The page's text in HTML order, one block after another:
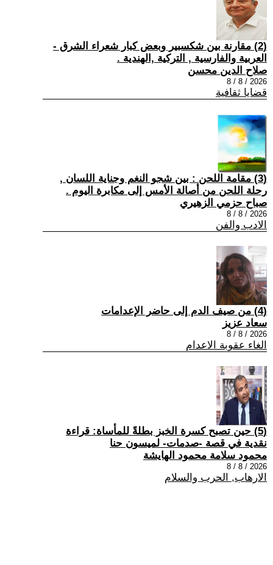
(2) مقارنة بين شكسبير وبعض كبار شعراء الشرق -
العربية والفارسية , التركية ,الهندية .
صلاح الدين محسن
2026 / 8 / 8
قضايا ثقافية
(3) مقامة اللحن : بين شجو النغم وجناية اللسان ,
رحلة اللحن من أصالة الأمس إلى مكابرة اليوم .
صباح حزمي الزهيري
2026 / 8 / 8
الادب والفن
(4) من صيف الدم إلى حاضر الإعدامات
سعاد عزيز
2026 / 8 / 8
الغاء عقوبة الاعدام
(5) حين تصبح كسرة الخبز بطلةً للمأساة: قراءة
نقدية في قصة -صدمات- لميسون حنا
محمود سلامة محمود الهايشة
2026 / 8 / 8
الارهاب, الحرب والسلام